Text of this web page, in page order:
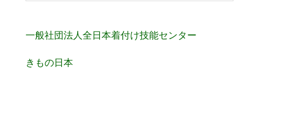
一般社団法人全日本着付け技能センター
きもの日本